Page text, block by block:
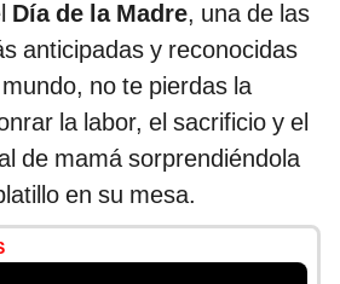
Día de la Madre, una de las
anticipadas y reconocidas
no te pierdas la
la labor, el sacrificio y el
de mamá sorprendiéndola
en su mesa.